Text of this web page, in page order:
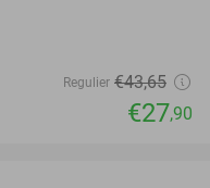
Regulier €43,65
€27,90